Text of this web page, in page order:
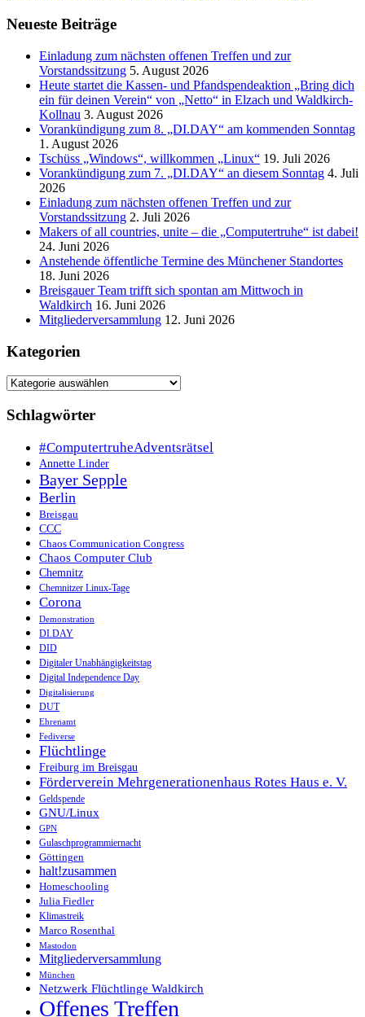
Neueste Beiträge
Einladung zum nächsten offenen Treffen und zur
Vorstandssitzung 5. August 2026
Heute startet die Kassen- und Pfandspendeaktion „Bring dich
ein für deinen Verein“ von „Netto“ in Elzach und Waldkirch-
Kollnau 3. August 2026
Vorankündigung zum 8. „DI.DAY“ am kommenden Sonntag
1. August 2026
Tschüss „Windows“, willkommen „Linux“ 19. Juli 2026
Vorankündigung zum 7. „DI.DAY“ an diesem Sonntag 4. Juli
2026
Einladung zum nächsten offenen Treffen und zur
Vorstandssitzung 2. Juli 2026
Makers of all countries, unite – die „Computertruhe“ ist dabei!
24. Juni 2026
Anstehende öffentliche Termine des Münchener Standortes
18. Juni 2026
Breisgauer Team trifft sich spontan am Mittwoch in
Waldkirch 16. Juni 2026
Mitgliederversammlung 12. Juni 2026
Kategorien
Kategorien
Schlagwörter
#ComputertruheAdventsrätsel
Annette Linder
Bayer Sepple
Berlin
Breisgau
CCC
Chaos Communication Congress
Chaos Computer Club
Chemnitz
Chemnitzer Linux-Tage
Corona
Demonstration
DI.DAY
DID
Digitaler Unabhängigkeitstag
Digital Independence Day
Digitalisierung
DUT
Ehrenamt
Fediverse
Flüchtlinge
Freiburg im Breisgau
Förderverein Mehrgenerationenhaus Rotes Haus e. V.
Geldspende
GNU/Linux
GPN
Gulaschprogrammiernacht
Göttingen
halt!zusammen
Homeschooling
Julia Fiedler
Klimastreik
Marco Rosenthal
Mastodon
Mitgliederversammlung
München
Netzwerk Flüchtlinge Waldkirch
Offenes Treffen